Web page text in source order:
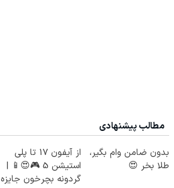
مطالب پیشنهادی
بدون ضامن وام بگیر،
طلا بخر 😍
از آیفون 17 تا پلی
استیشن 5 🎮😍📱 |
گردونه بچرخون جایزه